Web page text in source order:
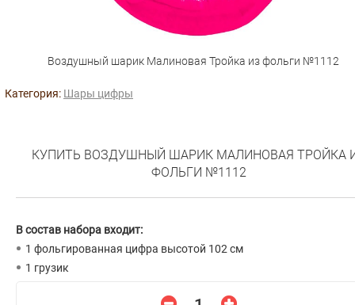
Воздушный шарик Малиновая Тройка из фольги №1112
Категория: Шары цифры
КУПИТЬ ВОЗДУШНЫЙ ШАРИК МАЛИНОВАЯ ТРОЙКА
ФОЛЬГИ №1112
В состав набора входит:
1 фольгированная цифра высотой 102 см
1 грузик